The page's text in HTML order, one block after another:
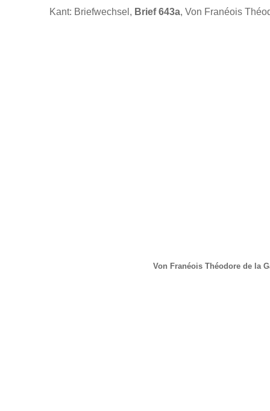
Kant: Briefwechsel, Brief 643a, Von Franéois
Von Franéois Théodore de la